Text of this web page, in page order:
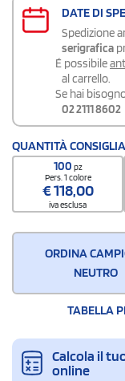
DATE DI
Spedizione
serigrafica
É possibile
al carrello.
Se hai
02 2111 8602
QUANTITÀ
100 pz
Pers. 1 colore
€118,00
iva esclusa
ORDINA
NEUTRO
TABELLA
Calcola il
online